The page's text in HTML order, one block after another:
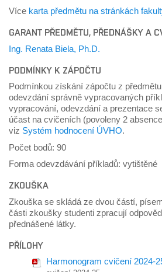
Více karta předmětu na stránkách
GARANT PŘEDMĚTU, PŘEDNÁŠKY A
Ing. Renata Biela, Ph.D.
PODMÍNKY K ZÁPOČTU
Podmínkou získání zápočtu z
odevzdání správně vypracovaných
vypracování, odevzdání a prezentace
účast na cvičeních (povoleny 2
viz Systém hodnocení ÚVHO.
Počet bodů: 90
Forma odevzdávání příkladů: vytištěné
ZKOUŠKA
Zkouška se skládá ze dvou částí,
části zkoušky studenti zpracují
přednášené látky.
PŘÍLOHY
Harmonogram cvičení 2024-